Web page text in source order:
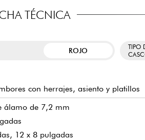
TÉCNICA
ROJO
TIPO
con herrajes, asiento y platillos
álamo de 7,2 mm
12 x 8 pulgadas